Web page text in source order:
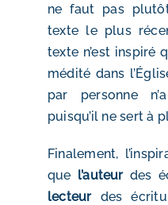
ne faut pas
texte le plus
texte n’est inspiré
médité dans
par personne
puisqu’il ne sert à
Finalement,
que l’auteur des
lecteur des